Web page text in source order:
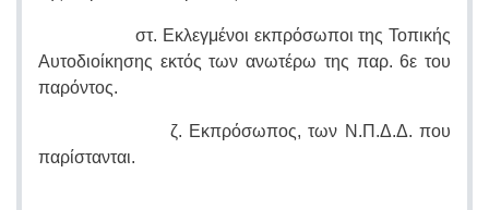
στ. Εκλεγμένοι εκπρόσωποι της Τοπικής
Αυτοδιοίκησης εκτός των ανωτέρω της παρ. 6ε του
παρόντος.
ζ. Εκπρόσωπος, των Ν.Π.Δ.Δ. που
παρίστανται.